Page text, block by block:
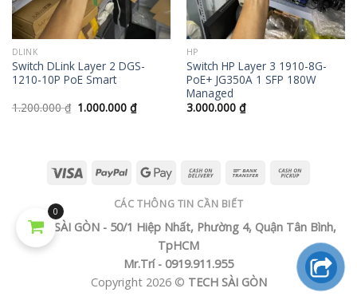
DLINK
Switch DLink Layer 2 DGS-
1210-10P PoE Smart
1.200.000₫ 1.000.000 ₫
HP
Switch HP Layer 3 1910-8G-
PoE+ JG350A 1 SFP 180W
Managed
3.000.000 ₫
CÁC THÔNG TIN CẦN BIẾT
TECH SÀI GÒN - 50/1 Hiệp Nhất, Phường 4, Quận Tân Bình,
TpHCM
Mr.Trí - 0919.911.955
Copyright 2026 © TECH SÀI GÒN
0